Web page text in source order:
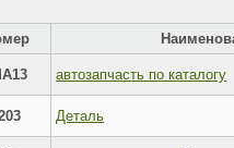
автозапчасть по каталогу
Деталь